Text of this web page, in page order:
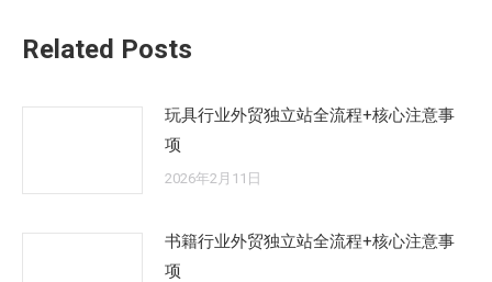
Related Posts
玩具行业外贸独立站全流程+核心注意事
项
2026年2月11日
书籍行业外贸独立站全流程+核心注意事
项